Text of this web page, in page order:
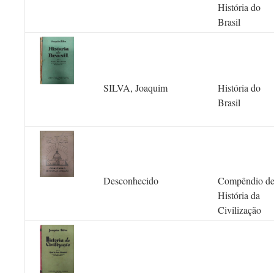
História do
Brasil
SILVA, Joaquim
História do
Brasil
Desconhecido
Compêndio de
História da
Civilização